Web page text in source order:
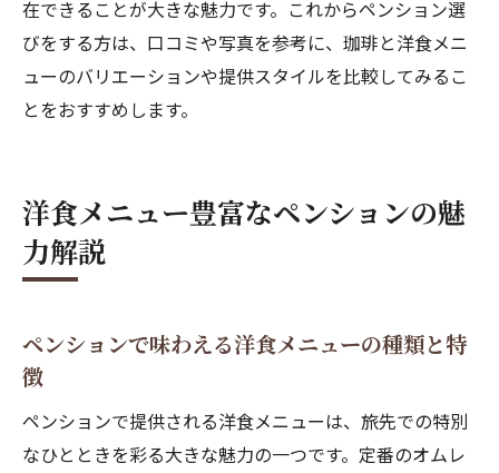
在できることが大きな魅力です。これからペンション選
びをする方は、口コミや写真を参考に、珈琲と洋食メニ
ューのバリエーションや提供スタイルを比較してみるこ
とをおすすめします。
洋食メニュー豊富なペンションの魅
力解説
ペンションで味わえる洋食メニューの種類と特
徴
ペンションで提供される洋食メニューは、旅先での特別
なひとときを彩る大きな魅力の一つです。定番のオムレ